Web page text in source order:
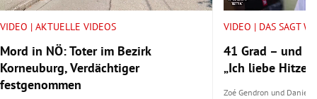
VIDEO | AKTUELLE VIDEOS
Mord in NÖ: Toter im Bezirk
Korneuburg, Verdächtiger
festgenommen
VIDEO | DAS SAGT
41 Grad – und
„Ich liebe Hitze.“
Zoé Gendron und Daniel